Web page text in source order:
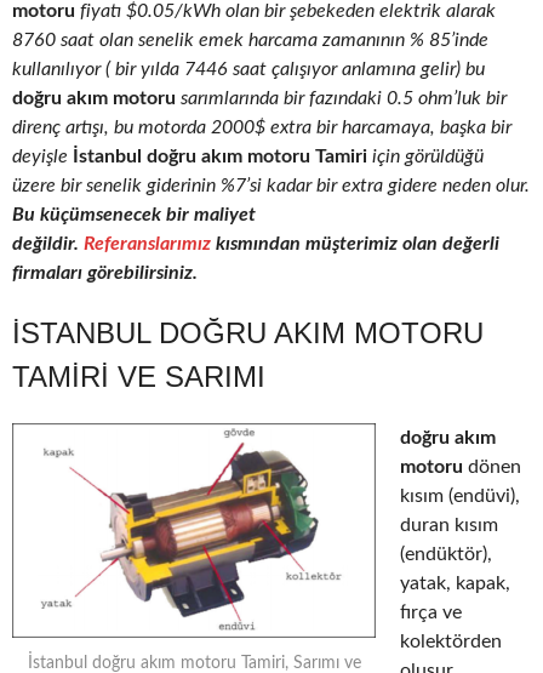
motoru fiyatı $0.05/kWh olan bir şebekeden elektrik alarak
8760 saat olan senelik emek harcama zamanının % 85’inde
kullanılıyor ( bir yılda 7446 saat çalışıyor anlamına gelir) bu
doğru akım motoru sarımlarında bir fazındaki 0.5 ohm’luk bir
direnç artışı, bu motorda 2000$ extra bir harcamaya, başka bir
deyişle İstanbul doğru akım motoru Tamiri için görüldüğü
üzere bir senelik giderinin %7’si kadar bir extra gidere neden olur.
Bu küçümsenecek bir maliyet
değildir. Referanslarımız kısmından müşterimiz olan değerli
firmaları görebilirsiniz.
İSTANBUL DOĞRU AKIM MOTORU
TAMIRI VE SARIMI
İstanbul doğru akım motoru Tamiri, Sarımı ve
doğru akım
motoru dönen
kısım (endüvi),
duran kısım
(endüktör),
yatak, kapak,
fırça ve
kolektörden